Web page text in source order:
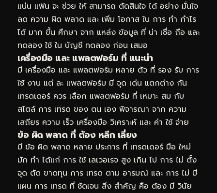
แน่น แฟ้น จะ ช่วย ให้ สามารถ ตัดสินใจ ได้ อย่าง มั่นใจ
ลด ความ ผิด พลาด และ เพิ่ม โอกาส ใน การ ทำ กำไร
ได้ มาก ขึ้น ศึกษา จาก แหล่ง ข้อมูล ที่ น่า เชื่อ ถือ และ
ทดลอง ใช้ ใน บัญชี ทดลอง ก่อน เสมอ
เครื่องมือ และ แพลตฟอร์ม ที่ แนะนำ
มี เครื่องมือ และ แพลตฟอร์ม หลาย ตัว ที่ รอง รับ การ
ใช้ งาน แต่ ละ แพลตฟอร์ม มี จุด เด่น แตกต่าง กัน
เทรดเดอร์ ควร เลือก แพลตฟอร์ม ที่ เหมาะ สม กับ
สไตล์ การ เทรด ของ ตน เอง พิจารณา จาก ความ
เสถียร ความ เร็ว เครื่องมือ วิเคราะห์ และ ค่า ใช้ จ่าย
ข้อ ผิด พลาด ที่ ต้อง หลีก เลี่ยง
มี ข้อ ผิด พลาด หลาย ประการ ที่ เทรดเดอร์ มือ ใหม่
มัก ทำ ได้แก่ การ ใช้ เลเวอเรจ สูง เกิน ไป การ ไม่ ตั้ง
จุด ตัด ขาดทุน การ เทรด ตาม อารมณ์ และ การ ไม่ มี
แผน การ เทรด ที่ ชัดเจน สิ่ง สำคัญ คือ ต้อง มี วินัย